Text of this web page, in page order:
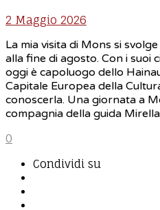
2 Maggio 2026
La mia visita di Mons si
alla fine di agosto. Con i suoi
oggi è capoluogo dello
Capitale Europea della
conoscerla. Una giornata a
compagnia della guida
0
Condividi su